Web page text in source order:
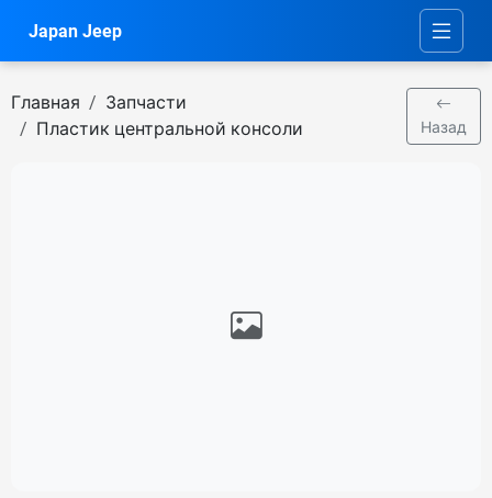
Japan Jeep
Главная
Запчасти
Пластик центральной консоли
Назад